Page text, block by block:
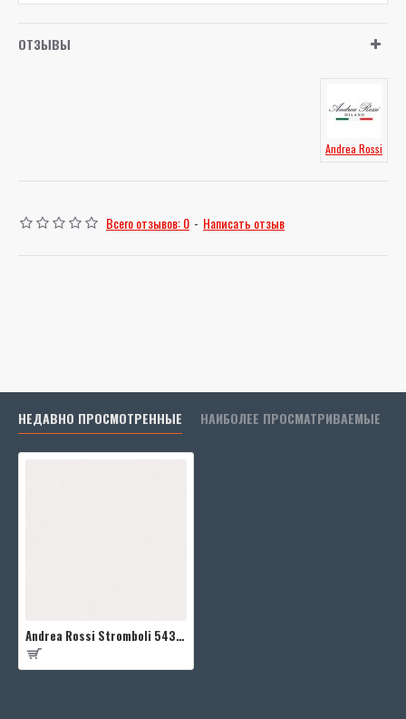
ОТЗЫВЫ
Andrea Rossi
Всего отзывов: 0 - Написать отзыв
НЕДАВНО ПРОСМОТРЕННЫЕ НАИБОЛЕЕ ПРОСМАТРИВАЕМЫЕ
Andrea Rossi Stromboli 54347-5